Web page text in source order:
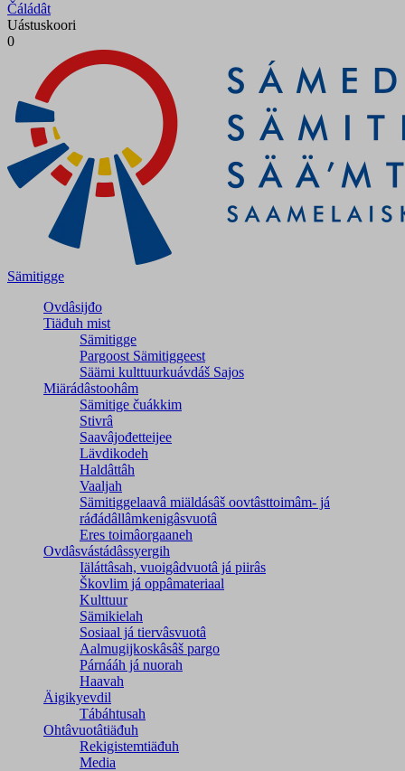
Čáládât
Uástuskoori
0
Sämitigge
Ovdâsijđo
Tiäđuh mist
Sämitigge
Pargoost Sämitiggeest
Säämi kulttuurkuávdáš Sajos
Miärádâstoohâm
Sämitige čuákkim
Stivrâ
Saavâjođetteijee
Lävdikodeh
Haldâttâh
Vaaljah
Sämitiggelaavâ miäldásâš oovtâsttoimâm- já
ráđádâllâmkenigâsvuotâ
Eres toimâorgaaneh
Ovdâsvástádâssyergih
Iäláttâsah, vuoigâdvuotâ já piirâs
Škovlim já oppâmateriaal
Kulttuur
Sämikielah
Sosiaal já tiervâsvuotâ
Aalmugijkoskâsâš pargo
Párnááh já nuorah
Haavah
Äigikyevdil
Tábáhtusah
Ohtâvuotâtiäđuh
Rekigistemtiäđuh
Media